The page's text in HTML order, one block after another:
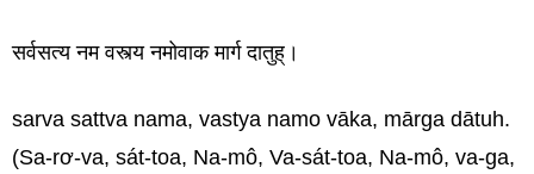
सर्वसत्य नम वस्त्य नमोवाक मार्ग दातुह्।
sarva sattva nama, vastya namo vāka, mārga dātuh.
(Sa-rơ-va, sát-toa, Na-mô, Va-sát-toa, Na-mô, va-ga,